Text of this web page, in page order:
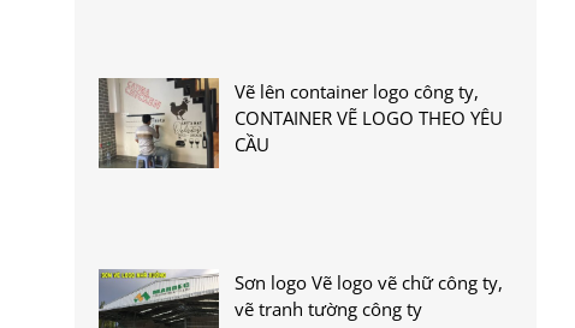
Vẽ lên container logo công ty,
CONTAINER VẼ LOGO THEO YÊU
CẦU
Sơn logo Vẽ logo vẽ chữ công ty,
vẽ tranh tường công ty